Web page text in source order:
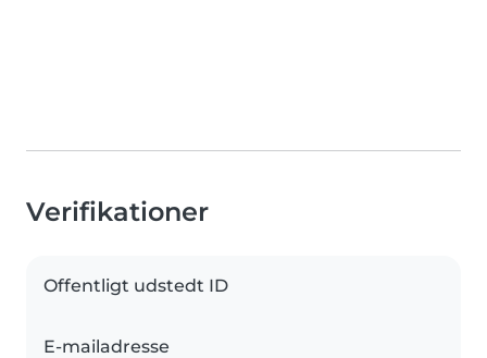
Verifikationer
Offentligt udstedt ID
E-mailadresse